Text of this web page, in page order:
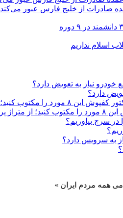
صادرات از خلیج فارس عبور می‌کند
اسلام نداریم
خودرو نیاز به تعویض دارد؟
دارد؟
کنید؛ از متراژ پرت تا ضمانت نصب
نصب
در سرچ بیاوریم؟
به سرویس دارد؟
ایران »